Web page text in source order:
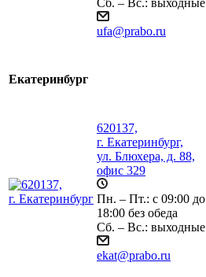
ufa@prabo.ru
Екатеринбург
620137,
г. Екатеринбург,
ул. Блюхера, д. 88,
офис 329
Пн. – Пт.: с 09:00 до
18:00 без обеда
Сб. – Вс.: выходные
ekat@prabo.ru